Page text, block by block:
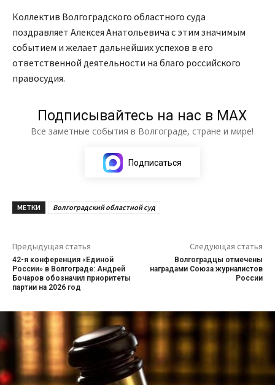
Коллектив Волгоградского областного суда
поздравляет Алексея Анатольевича с этим значимым
событием и желает дальнейших успехов в его
ответственной деятельности на благо российского
правосудия.
Подписывайтесь на нас в МАХ
Все заметные события в Волгограде, стране и мире!
Подписаться
МЕТКИ Волгоградский областной суд
Предыдущая статья
42-я конференция «Единой
России» в Волгограде: Андрей
Бочаров обозначил приоритеты
партии на 2026 год
Следующая статья
Волгоградцы отмечены
наградами Союза журналистов
России